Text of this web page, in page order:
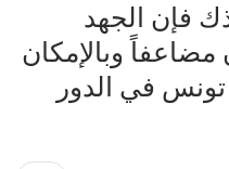
فإن الجهد
وبالإمكان
تونس في الدور